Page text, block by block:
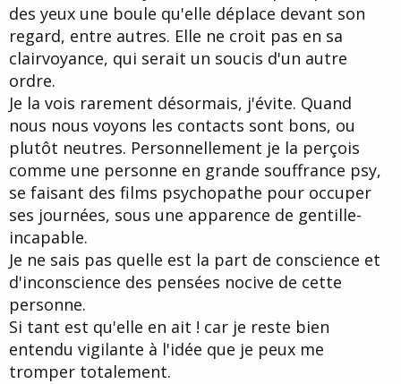
des yeux une boule qu'elle déplace devant son
regard, entre autres. Elle ne croit pas en sa
clairvoyance, qui serait un soucis d'un autre
ordre.
Je la vois rarement désormais, j'évite. Quand
nous nous voyons les contacts sont bons, ou
plutôt neutres. Personnellement je la perçois
comme une personne en grande souffrance psy,
se faisant des films psychopathe pour occuper
ses journées, sous une apparence de gentille-
incapable.
Je ne sais pas quelle est la part de conscience et
d'inconscience des pensées nocive de cette
personne.
Si tant est qu'elle en ait ! car je reste bien
entendu vigilante à l'idée que je peux me
tromper totalement.